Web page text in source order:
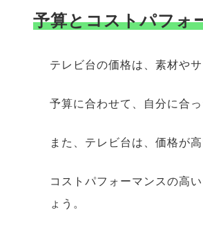
予算とコストパフォ
テレビ台の価格は、素材や
予算に合わせて、自分に合
また、テレビ台は、価格が
コストパフォーマンスの高
ょう。